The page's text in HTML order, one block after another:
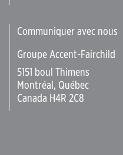
Communiquer avec nous
Groupe Accent-Fairchild
5151 boul Thimens
Montréal, Québec
Canada H4R 2C8